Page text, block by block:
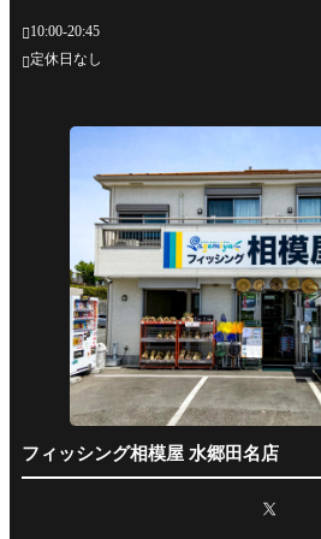
10:00-20:45
定休日なし
フィッシング相模屋 水郷田名店